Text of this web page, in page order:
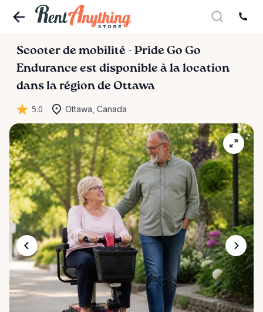
Scooter de mobilité - Pride Go Go
Endurance est disponible à la location
dans la région de Ottawa
5.0 Ottawa, Canada